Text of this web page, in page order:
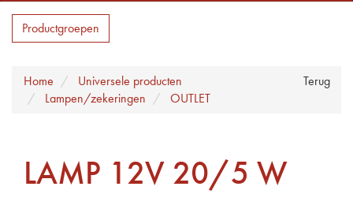
Productgroepen
Terug
Home
Universele producten
Lampen/zekeringen
OUTLET
LAMP 12V 20/5 W